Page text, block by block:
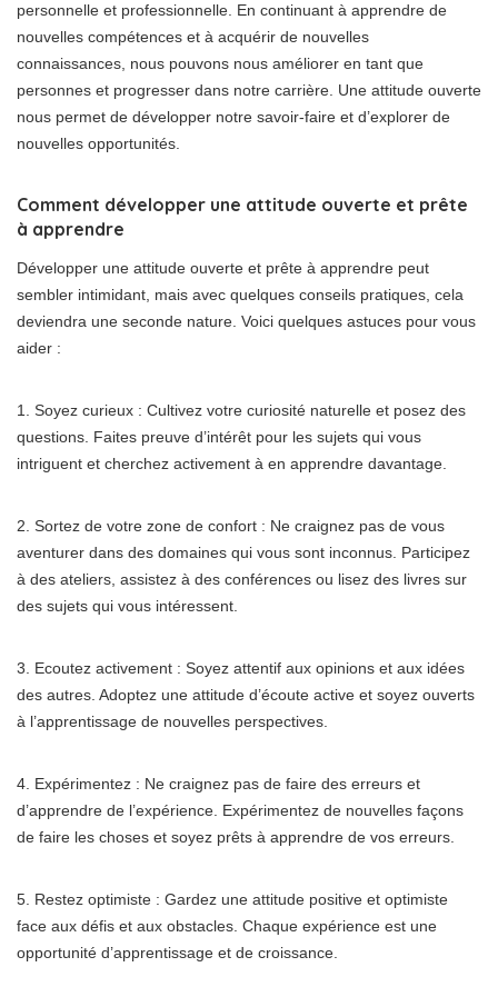
personnelle et professionnelle. En continuant à apprendre de
nouvelles compétences et à acquérir de nouvelles
connaissances, nous pouvons nous améliorer en tant que
personnes et progresser dans notre carrière. Une attitude ouverte
nous permet de développer notre savoir-faire et d’explorer de
nouvelles opportunités.
Comment développer une attitude ouverte et prête
à apprendre
Développer une attitude ouverte et prête à apprendre peut
sembler intimidant, mais avec quelques conseils pratiques, cela
deviendra une seconde nature. Voici quelques astuces pour vous
aider :
1. Soyez curieux : Cultivez votre curiosité naturelle et posez des
questions. Faites preuve d’intérêt pour les sujets qui vous
intriguent et cherchez activement à en apprendre davantage.
2. Sortez de votre zone de confort : Ne craignez pas de vous
aventurer dans des domaines qui vous sont inconnus. Participez
à des ateliers, assistez à des conférences ou lisez des livres sur
des sujets qui vous intéressent.
3. Ecoutez activement : Soyez attentif aux opinions et aux idées
des autres. Adoptez une attitude d’écoute active et soyez ouverts
à l’apprentissage de nouvelles perspectives.
4. Expérimentez : Ne craignez pas de faire des erreurs et
d’apprendre de l’expérience. Expérimentez de nouvelles façons
de faire les choses et soyez prêts à apprendre de vos erreurs.
5. Restez optimiste : Gardez une attitude positive et optimiste
face aux défis et aux obstacles. Chaque expérience est une
opportunité d’apprentissage et de croissance.